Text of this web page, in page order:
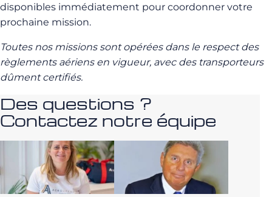
disponibles immédiatement pour coordonner votre
prochaine mission.
Toutes nos missions sont opérées dans le respect des
règlements aériens en vigueur, avec des transporteurs
dûment certifiés.
Des questions ?
Contactez notre équipe